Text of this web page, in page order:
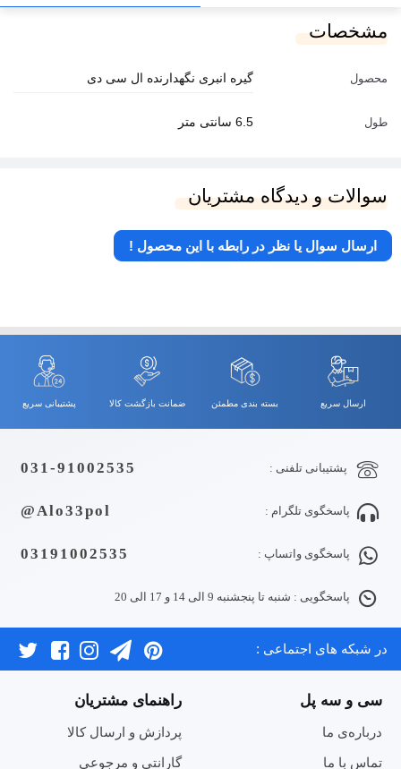
مشخصات
محصول گیره انبری نگهدارنده ال سی دی
طول 6.5 سانتی متر
سوالات و دیدگاه مشتریان
ارسال سوال یا نظر در رابطه با این محصول !
ارسال سریع بسته بندی مطمئن ضمانت بازگشت کالا پشتیبانی سریع
پشتیبانی تلفنی : 031-91002535
پاسخگوی تلگرام : Alo33pol@
پاسخگوی واتساپ : 03191002535
پاسخگویی : شنبه تا پنجشنبه 9 الی 14 و 17 الی 20
در شبکه های اجتماعی :
سی و سه پل
درباره‌ی ما
تماس با ما
راهنمای مشتریان
پردازش و ارسال کالا
گارانتی و مرجوعی